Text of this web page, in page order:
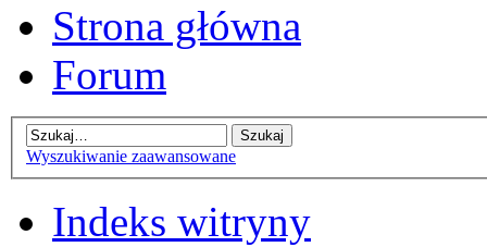
Strona główna
Forum
Wyszukiwanie zaawansowane
Indeks witryny